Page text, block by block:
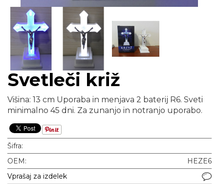
Svetleči križ
Višina: 13 cm Uporaba in menjava 2 baterij R6. Sveti
minimalno 45 dni. Za zunanjo in notranjo uporabo.
Šifra:
OEM:
HEZE6
Vprašaj za izdelek